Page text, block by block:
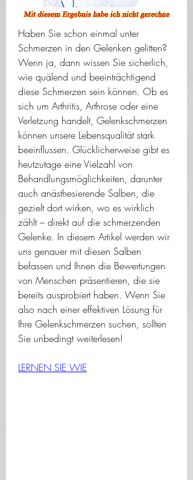
Haben Sie schon einmal unter
Schmerzen in den Gelenken gelitten?
Wenn ja, dann wissen Sie sicherlich,
wie quälend und beeinträchtigend
diese Schmerzen sein können. Ob es
sich um Arthritis, Arthrose oder eine
Verletzung handelt, Gelenkschmerzen
können unsere Lebensqualität stark
beeinflussen. Glücklicherweise gibt es
heutzutage eine Vielzahl von
Behandlungsmöglichkeiten, darunter
auch anästhesierende Salben, die
gezielt dort wirken, wo es wirklich
zählt – direkt auf die schmerzenden
Gelenke. In diesem Artikel werden wir
uns genauer mit diesen Salben
befassen und Ihnen die Bewertungen
von Menschen präsentieren, die sie
bereits ausprobiert haben. Wenn Sie
also nach einer effektiven Lösung für
Ihre Gelenkschmerzen suchen, sollten
Sie unbedingt weiterlesen!
LERNEN SIE WIE